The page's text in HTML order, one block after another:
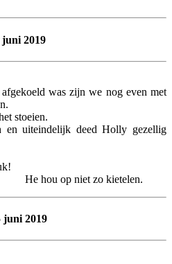
juni 2019
was zijn we nog even met
stoeien.
en uiteindelijk deed Holly gezellig
leuk!
zo kietelen.
juni 2019